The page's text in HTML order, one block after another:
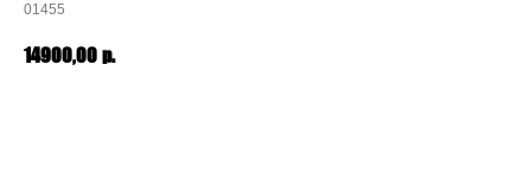
01455
14900,00 р.